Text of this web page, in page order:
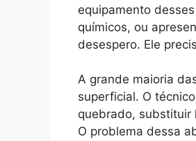
equipamento
químicos, ou
desespero. Ele
A grande maioria
superficial. O
quebrado, substituir
O problema dessa